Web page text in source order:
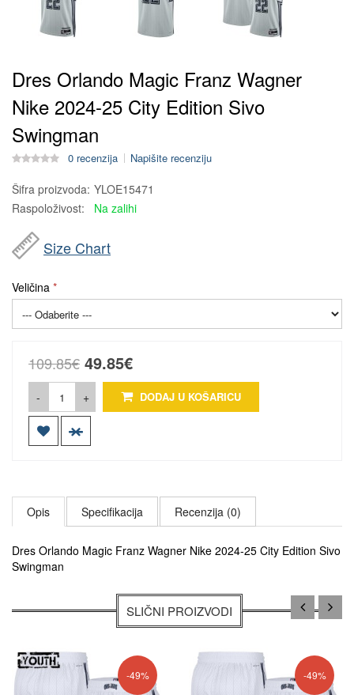
Dres Orlando Magic Franz Wagner
Nike 2024-25 City Edition Sivo
Swingman
0 recenzija Napišite recenziju
Šifra proizvoda: YLOE15471
Raspoloživost:
Na zalihi
Size Chart
Veličina
109.85€ 49.85€
- + DODAJ U KOŠARICU
Opis Specifikacija Recenzija (0)
Dres Orlando Magic Franz Wagner Nike 2024-25 City Edition Sivo
Swingman
SLIČNI PROIZVODI
-49% -49%